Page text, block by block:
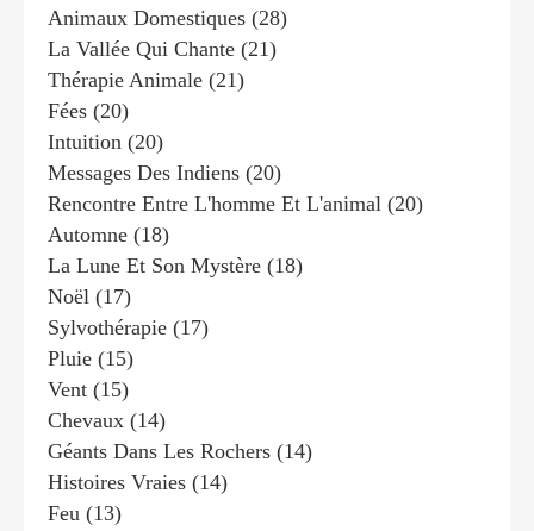
Animaux Domestiques (28)
La Vallée Qui Chante (21)
Thérapie Animale (21)
Fées (20)
Intuition (20)
Messages Des Indiens (20)
Rencontre Entre L'homme Et L'animal (20)
Automne (18)
La Lune Et Son Mystère (18)
Noël (17)
Sylvothérapie (17)
Pluie (15)
Vent (15)
Chevaux (14)
Géants Dans Les Rochers (14)
Histoires Vraies (14)
Feu (13)